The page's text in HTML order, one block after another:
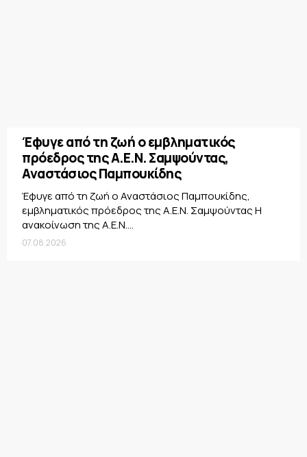
Έφυγε από τη ζωή ο εμβληματικός
πρόεδρος της Α.Ε.Ν. Σαμψούντας,
Αναστάσιος Παμπουκίδης
Έφυγε από τη ζωή ο Αναστάσιος Παμπουκίδης,
εμβληματικός πρόεδρος της Α.Ε.Ν. Σαμψούντας Η
ανακοίνωση της Α.Ε.Ν....
07.08.2026